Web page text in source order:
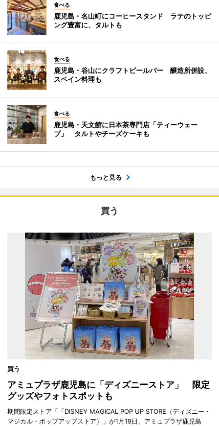
食べる
鹿児島・名山町にコーヒースタンド ラテのトッピ
ング豊富に、タルトも
食べる
鹿児島・谷山にクラフトビールバー 醸造所併設、
スペイン料理も
食べる
鹿児島・天文館に日本茶専門店「ティーウェー
ブ」 タルトやチーズケーキも
もっと見る
買う
買う
アミュプラザ鹿児島に「ディズニーストア」 限定
グッズやフォトスポットも
期間限定ストア「「DISNEY MAGICAL POP UP STORE（ディズニー・
マジカル・ポップアップストア）」が1月19日、アミュプラザ鹿児島